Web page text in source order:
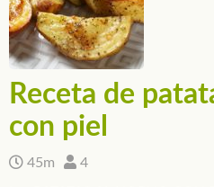
Receta de
con piel
45m 4